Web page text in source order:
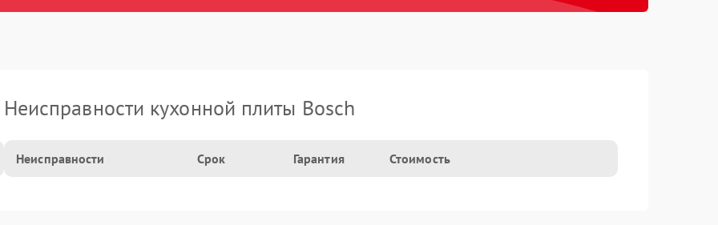
Неисправности кухонной плиты Bosch
Неисправности Срок Гарантия Стоимость